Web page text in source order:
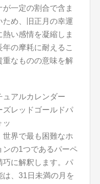
一定の割合で含ま
め、旧正月の幸運
い感情を凝縮しま
の摩耗に耐えるこ
重なものの意味を解
アルカレンダー
レッドゴールドパ
ッ
世界で最も困難なホ
ンの1つであるパー​​ペ
巧に解釈します。パ
、31日未満の月を